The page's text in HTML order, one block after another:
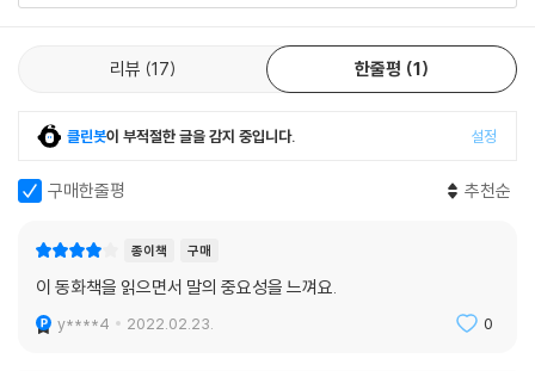
리뷰 17 한줄평 1
클린봇이 부적절한 글을 감지 중입니다. 설정
구매한줄평 추천순
종이책 구매
이 동화책을 읽으면서 말의 중요성을 느껴요.
y****4 2022.02.23. 0